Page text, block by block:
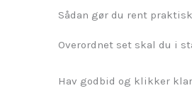
Sådan gør du rent praktisk
Overordnet set skal du i
Hav godbid og klikker